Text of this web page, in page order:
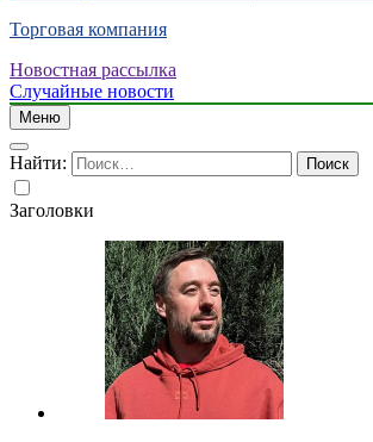
Торговая компания
Новостная рассылка
Случайные новости
Меню
Найти:
Заголовки